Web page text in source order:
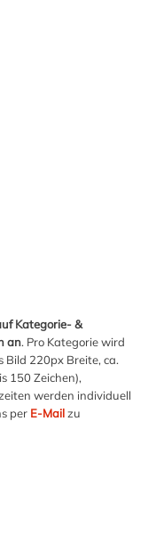
Kategorie- &
an. Pro Kategorie wird
Bild 220px Breite, ca.
150 Zeichen),
werden individuell
per E-Mailzu